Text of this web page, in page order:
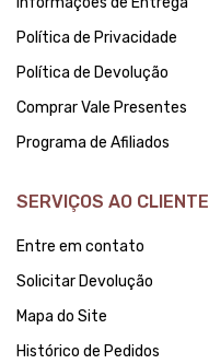
Política de Privacidade
Política de Devolução
Comprar Vale Presentes
Programa de Afiliados
SERVIÇOS AO CLIENTE
Entre em contato
Solicitar Devolução
Mapa do Site
Histórico de Pedidos